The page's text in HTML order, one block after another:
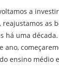
a
reajustamos as
há uma
ano,
ensino médio